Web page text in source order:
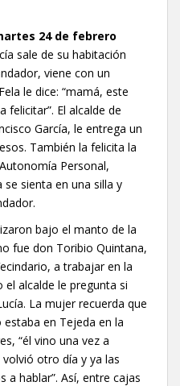
24 de febrero
sale de su habitación
viene con un
le dice: “mamá, este
felicitar”. El alcalde de
García, le entrega un
También la felicita la
Personal,
se sienta en una silla y
bajo el manto de la
fue don Toribio Quintana,
a trabajar en la
el alcalde le pregunta si
La mujer recuerda que
en Tejeda en la
“él vino una vez a
otro día y ya las
a hablar”. Así, entre cajas